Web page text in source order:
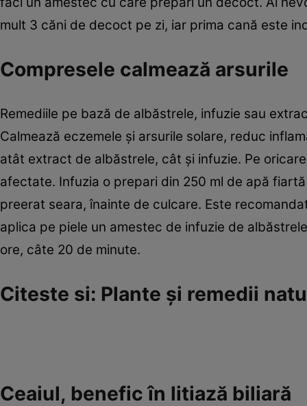
mult 3 căni de decoct pe zi, iar prima cană este
Compresele calmează arsurile
Remediile pe bază de albăstrele, infuzie sau
Calmează eczemele şi arsurile solare, reduc
atât extract de albăstrele, cât şi infuzie. Pe
afectate. Infuzia o prepari din 250 ml de apă
preerat seara, înainte de culcare. Este
aplica pe piele un amestec de infuzie de
ore, câte 20 de minute.
Citeste si: Plante şi remedii
Ceaiul, benefic în litiază biliară